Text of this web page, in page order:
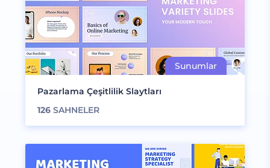
Pazarlama Çeşitlilik Slaytları
126 SAHNELER